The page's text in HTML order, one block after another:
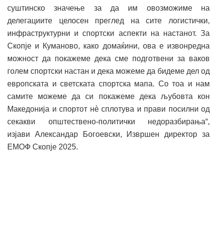
суштинско значење за да им овозможиме на
делегациите целосен преглед на сите логистички,
инфраструктурни и спортски аспекти на настанот. За
Скопје и Куманово, како домаќини, ова е извонредна
можност да покажеме дека сме подготвени за ваков
голем спортски настан и дека можеме да бидеме дел од
европската и светската спортска мапа. Со тоа и нам
самите можеме да си покажеме дека љубовта кон
Македонија и спортот нè сплотува и прави посилни од
секакви општествено-политички недоразбирања“,
изјави Александар Богоевски, Извршен директор за
ЕМОФ Скопје 2025.